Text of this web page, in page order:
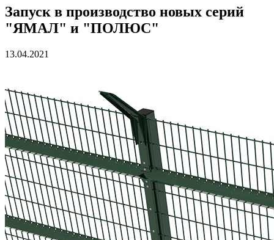
Запуск в производство новых серий
"ЯМАЛ" и "ПОЛЮС"
13.04.2021